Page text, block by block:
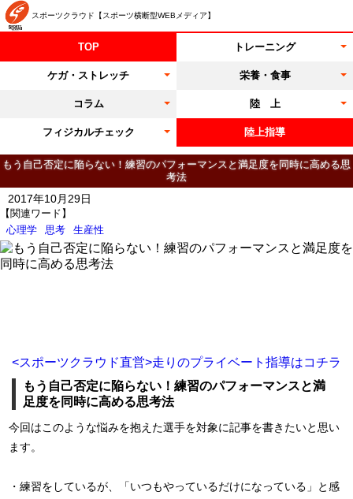
スポーツクラウド【スポーツ横断型WEBメディア】
TOP トレーニング
ケガ・ストレッチ 栄養・食事
コラム 陸 上
フィジカルチェック 陸上指導
もう自己否定に陥らない！練習のパフォーマンスと満足度を同時に高める思
考法
【関連ワード】
心理学
思考 生産性
2017年10月29日
<スポーツクラウド直営>走りのプライベート指導はコチラ
もう自己否定に陥らない！練習のパフォーマンスと満
足度を同時に高める思考法
今回はこのような悩みを抱えた選手を対象に記事を書きたいと思い
ます。
・練習をしているが、「いつもやっているだけになっている」と感